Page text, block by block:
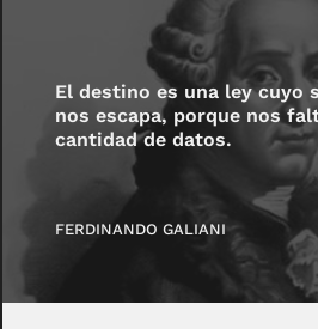
El destino es una ley cuyo
nos escapa, porque nos
cantidad de datos.
FERDINANDO GALIANI